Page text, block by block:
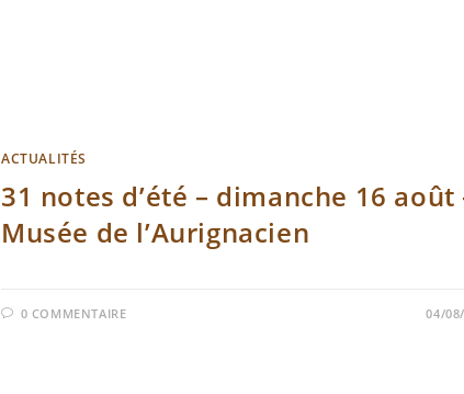
ACTUALITÉS
31 notes d’été – dimanche 16 août
Musée de l’Aurignacien
0 COMMENTAIRE 04/